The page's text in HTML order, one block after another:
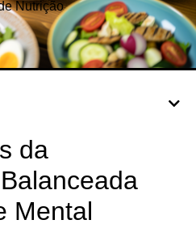
Nutrição
da
Mental